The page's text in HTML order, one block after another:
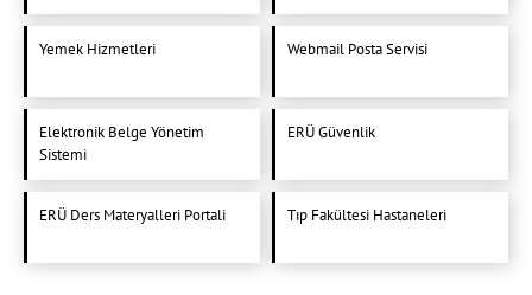
Yemek Hizmetleri Webmail Posta Servisi
Elektronik Belge Yönetim
Sistemi
ERÜ Güvenlik
ERÜ Ders Materyalleri Portali Tıp Fakültesi Hastaneleri